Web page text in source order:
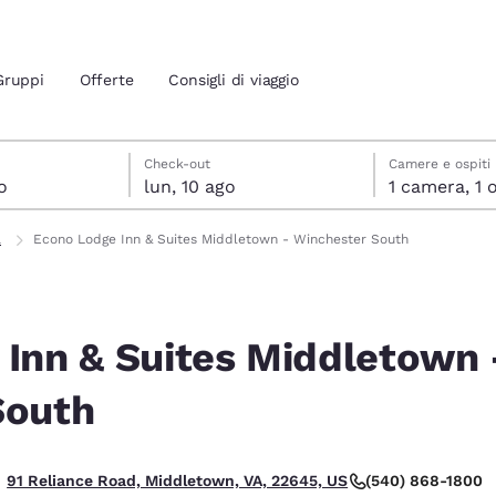
attuali
Estados Unidos
Español
América
Español
Offerte Consigli di viaggio
Check-out
lun, 10 ago
data di check-out selezionata
data di check-in selezionata
Camere e ospiti
1
Econo Lodge Inn & Suites Middletown - Winchester South
Inn & Suites Middletown
91 Reliance Road, Middletown, VA, 22645, US (540) 868-1800